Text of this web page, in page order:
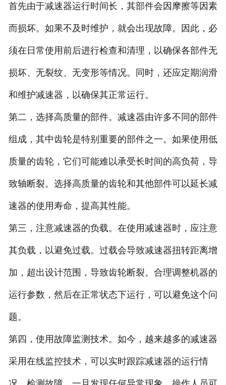
首先由于减速器运行时间长，其部件会因摩擦等因素
而损坏。如果不及时维护，就会出现故障。因此，必
须在日常使用前后进行检查和清理，以确保各部件无
损坏、无裂纹、无变形等情况。同时，还应定期润滑
和维护减速器，以确保其正常运行。
第二，选择高质量的部件。减速器由许多不同的部件
组成，其中齿轮是特别重要的部件之一。如果使用低
质量的齿轮，它们可能难以承受长时间的高负荷，导
致轴断裂。选择高质量的齿轮和其他部件可以延长减
速器的使用寿命，提高其性能。
第三，注意减速器的负载。在使用减速器时，应注意
其负载，以避免过载。过载会导致减速器扭转距离增
加，超出设计范围，导致齿轮断裂。合理调整机器的
运行参数，然后在正常状态下运行，可以避免这个问
题。
第四，使用故障监测技术。如今，越来越多的减速器
采用在线监控技术，可以实时跟踪减速器的运行情